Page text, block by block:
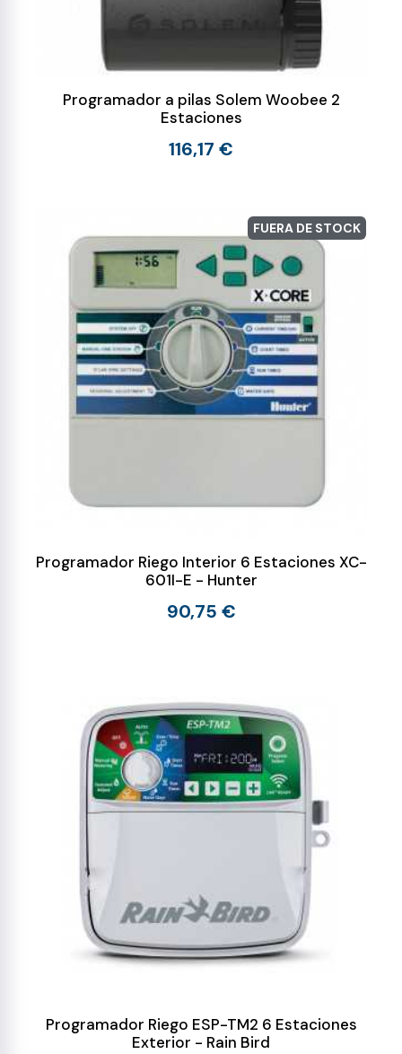
Programador a pilas Solem Woobee 2
Estaciones
116,17 €
FUERA DE STOCK
Programador Riego Interior 6 Estaciones XC-
601I-E - Hunter
90,75 €
Programador Riego ESP-TM2 6 Estaciones
Exterior - Rain Bird